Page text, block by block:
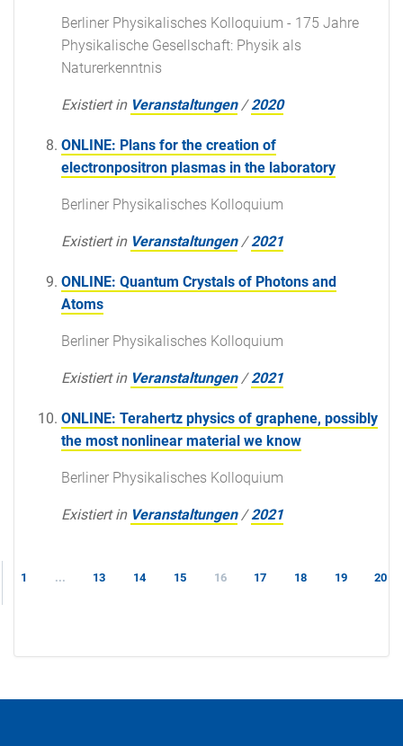
Berliner Physikalisches Kolloquium - 175 Jahre
Physikalische Gesellschaft: Physik als
Naturerkenntnis
Existiert in Veranstaltungen /2020
ONLINE: Plans for the creation of
electronpositron plasmas in the laboratory
Berliner Physikalisches Kolloquium
Existiert in Veranstaltungen /2021
ONLINE: Quantum Crystals of Photons and
Atoms
Berliner Physikalisches Kolloquium
Existiert in Veranstaltungen /2021
ONLINE: Terahertz physics of graphene, possibly
the most nonlinear material we know
Berliner Physikalisches Kolloquium
Existiert in Veranstaltungen /2021
1 ... 13 14 15 16 17 18 19 20